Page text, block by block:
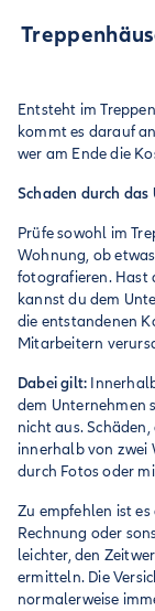
Entsteht im
kommt es darauf
wer am Ende die
Schaden durch
Prüfe sowohl im
Wohnung, ob
fotografieren. Hast
kannst du dem
die entstandenen
Mitarbeitern
Dabei gilt:
dem Unternehmen
nicht aus.
innerhalb von zwei
durch Fotos oder
Zu empfehlen ist
Rechnung oder
leichter, den
ermitteln. Die
normalerweise